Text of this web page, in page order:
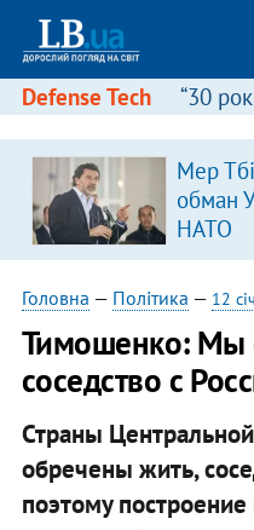
Defense Tech “30
Мер
обман
НАТО
Головна — Політика — 12
Тимошенко: Мы
соседство с
Страны
обречены жить,
поэтому